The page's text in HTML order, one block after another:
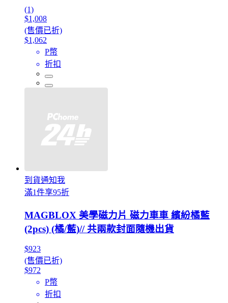
(1)
$1,008
(售價已折)
$1,062
P幣
折扣
到貨通知我
滿1件享95折
MAGBLOX 美學磁力片 磁力車車 繽紛橘藍
(2pcs) (橘/藍)// 共兩款封面隨機出貨
$923
(售價已折)
$972
P幣
折扣